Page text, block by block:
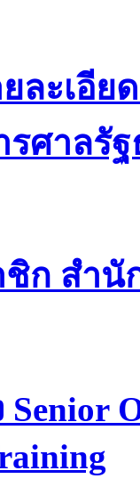
ละเอีย
รศาลรั
ก สำนั